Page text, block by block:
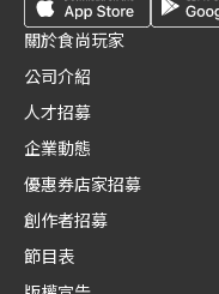
關於食尚玩家
公司介紹
人才招募
企業動態
優惠券店家招募
創作者招募
節目表